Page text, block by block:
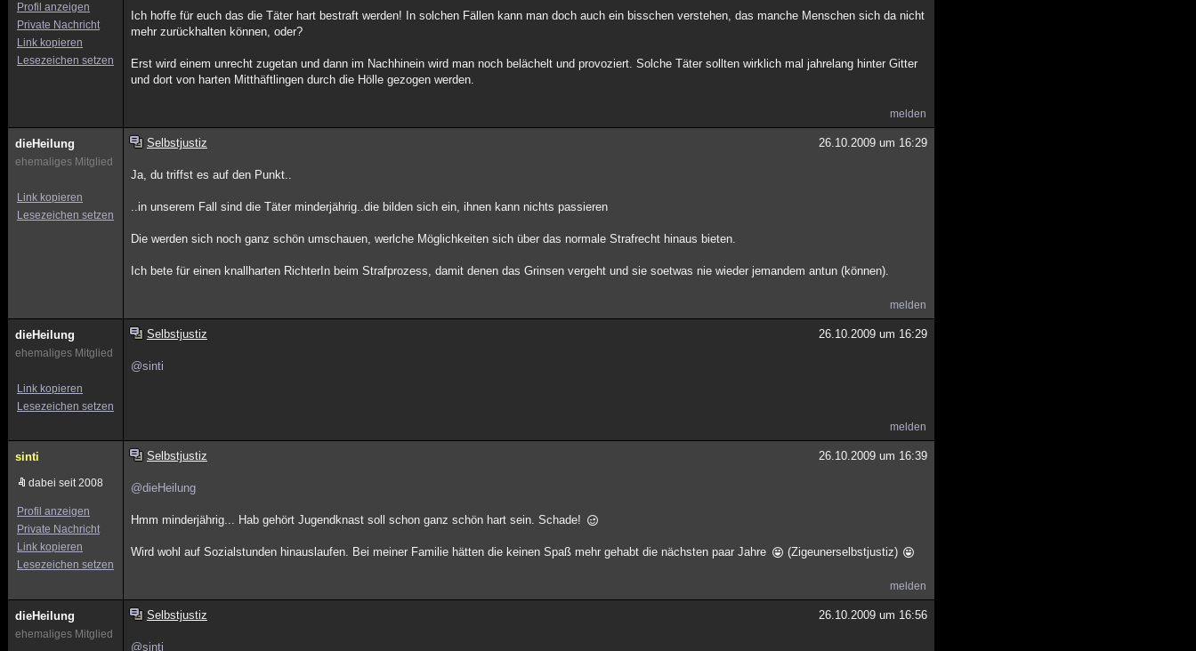
Profil anzeigen
Private Nachricht
Link kopieren
Lesezeichen setzen
Ich hoffe für euch das die Täter hart bestraft werden! In solchen Fällen kann man doch auch ein bisschen verstehen, das manche Menschen sich da nicht
mehr zurückhalten können, oder?
Erst wird einem unrecht zugetan und dann im Nachhinein wird man noch belächelt und provoziert. Solche Täter sollten wirklich mal jahrelang hinter Gitter
und dort von harten Mitthäftlingen durch die Hölle gezogen werden.
melden
dieHeilung
ehemaliges Mitglied
Link kopieren
Lesezeichen setzen
Selbstjustiz 26.10.2009 um 16:29
Ja, du triffst es auf den Punkt..
..in unserem Fall sind die Täter minderjährig..die bilden sich ein, ihnen kann nichts passieren
Die werden sich noch ganz schön umschauen, werlche Möglichkeiten sich über das normale Strafrecht hinaus bieten.
Ich bete für einen knallharten RichterIn beim Strafprozess, damit denen das Grinsen vergeht und sie soetwas nie wieder jemandem antun (können).
melden
dieHeilung
ehemaliges Mitglied
Link kopieren
Lesezeichen setzen
Selbstjustiz 26.10.2009 um 16:29
@sinti
melden
sinti
dabei seit 2008
Profil anzeigen
Private Nachricht
Link kopieren
Lesezeichen setzen
Selbstjustiz 26.10.2009 um 16:39
@dieHeilung
Hmm minderjährig... Hab gehört Jugendknast soll schon ganz schön hart sein. Schade!
Wird wohl auf Sozialstunden hinauslaufen. Bei meiner Familie hätten die keinen Spaß mehr gehabt die nächsten paar Jahre (Zigeunerselbstjustiz)
melden
dieHeilung
ehemaliges Mitglied
Selbstjustiz 26.10.2009 um 16:56
@sinti